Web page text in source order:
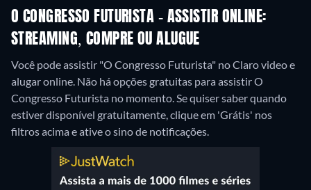
O CONGRESSO FUTURISTA - ASSISTIR ONLINE:
STREAMING, COMPRE OU ALUGUE
Você pode assistir "O Congresso Futurista" no Claro video e
alugar online. Não há opções gratuitas para assistir O
Congresso Futurista no momento. Se quiser saber quando
estiver disponível gratuitamente, clique em 'Grátis' nos
filtros acima e ative o sino de notificações.